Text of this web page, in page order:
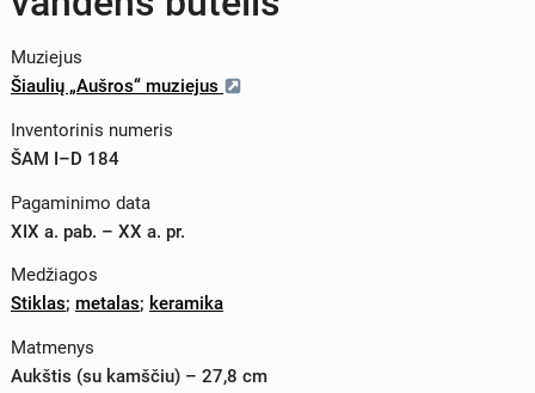
Muziejus
Šiaulių „Aušros“ muziejus
Inventorinis numeris
ŠAM I–D 184
Pagaminimo data
XIX a. pab. – XX a. pr.
Medžiagos
Stiklas; metalas; keramika
Matmenys
Aukštis (su kamščiu) – 27,8 cm